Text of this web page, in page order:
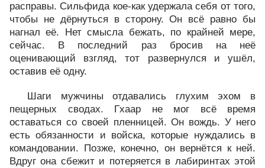
расправы. Сильфида кое-как удержала себя от того,
чтобы не дёрнуться в сторону. Он всё равно бы
нагнал её. Нет смысла бежать, по крайней мере,
сейчас. В последний раз бросив на неё
оценивающий взгляд, тот развернулся и ушёл,
оставив её одну.
Шаги мужчины отдавались глухим эхом в
пещерных сводах. Гхаар не мог всё время
оставаться со своей пленницей. Он вождь. У него
есть обязанности и войска, которые нуждались в
командовании. Позже, конечно, он вернётся к ней.
Вдруг она сбежит и потеряется в лабиринтах этой